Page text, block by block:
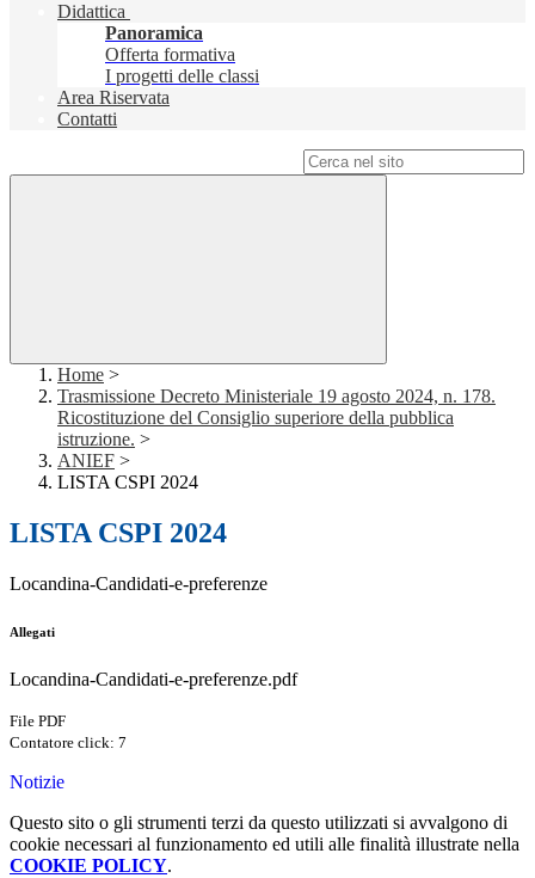
Didattica
Panoramica
Offerta formativa
I progetti delle classi
Area Riservata
Contatti
Home >
Trasmissione Decreto Ministeriale 19 agosto 2024, n. 178.
Ricostituzione del Consiglio superiore della pubblica
istruzione. >
ANIEF >
LISTA CSPI 2024
LISTA CSPI 2024
Locandina-Candidati-e-preferenze
Allegati
Locandina-Candidati-e-preferenze.pdf
File PDF
Contatore click: 7
Notizie
Questo sito o gli strumenti terzi da questo utilizzati si avvalgono di
cookie necessari al funzionamento ed utili alle finalità illustrate nella
COOKIE POLICY.